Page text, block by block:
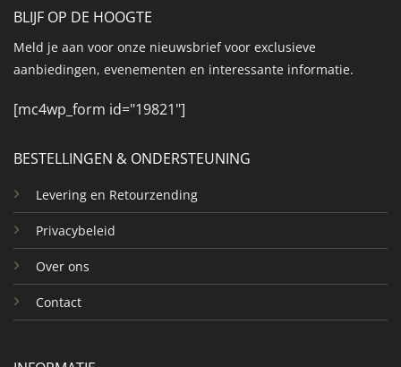
BESTELLINGEN & ONDERSTEUNING
Levering en Retourzending
Privacybeleid
Over ons
Contact
BLIJF OP DE HOOGTE
Meld je aan voor onze nieuwsbrief voor exclusieve
aanbiedingen, evenementen en interessante informatie.
[mc4wp_form id="19821"]